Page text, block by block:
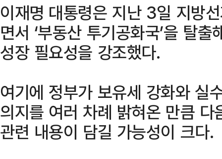
이재명 대통령은 지난 3일 지방
면서 ‘부동산 투기공화국’을 탈
성장 필요성을 강조했다.
여기에 정부가 보유세 강화와 실
의지를 여러 차례 밝혀온 만큼
관련 내용이 담길 가능성이 크다.